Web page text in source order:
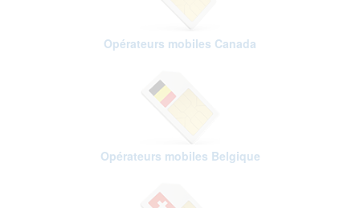
Opérateurs mobiles Canada
Opérateurs mobiles Belgique